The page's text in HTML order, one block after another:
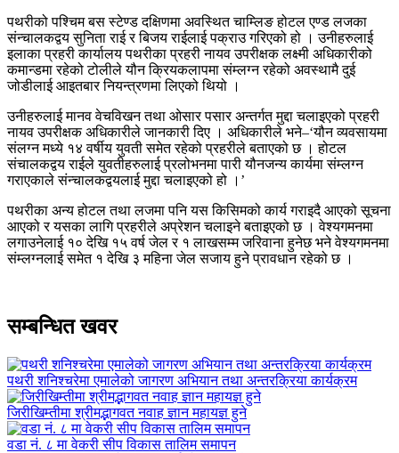
पथरीको पश्चिम बस स्टेण्ड दक्षिणमा अवस्थित चाम्लिङ होटल एण्ड लजका
संन्चालकद्वय सुनिता राई र बिजय राईलाई पक्राउ गरिएको हो । उनीहरुलाई
इलाका प्रहरी कार्यालय पथरीका प्रहरी नायव उपरीक्षक लक्ष्मी अधिकारीको
कमान्डमा रहेको टोलीले यौन क्रियकलापमा संम्लग्न रहेको अवस्थामै दुई
जोडीलाई आइतबार नियन्त्रणमा लिएको थियो ।
उनीहरुलाई मानव वेचविखन तथा ओसार पसार अन्तर्गत मुद्दा चलाइएको प्रहरी
नायव उपरीक्षक अधिकारीले जानकारी दिए । अधिकारीले भने–‘यौन व्यवसायमा
संलग्न मध्ये १४ वर्षीय युवती समेत रहेको प्रहरीले बताएको छ । होटल
संचालकद्वय राईले युवतीहरुलाई प्रलोभनमा पारी यौनजन्य कार्यमा संम्लग्न
गराएकाले संन्चालकद्वयलाई मुद्दा चलाइएको हो ।’
पथरीका अन्य होटल तथा लजमा पनि यस किसिमको कार्य गराइदै आएको सूचना
आएको र यसका लागि प्रहरीले अप्रेशन चलाइने बताइएको छ । वेश्यगमनमा
लगाउनेलाई १० देखि १५ वर्ष जेल र १ लाखसम्म जरिवाना हुनेछ भने वेश्यगमनमा
संम्लग्नलाई समेत १ देखि ३ महिना जेल सजाय हुने प्रावधान रहेको छ ।
सम्बन्धित खवर
पथरी शनिश्चरेमा एमालेको जागरण अभियान तथा अन्तरक्रिया कार्यक्रम
जिरीखिम्तीमा श्रीमद्भागवत नवाह ज्ञान महायज्ञ हुने
वडा नं. ८ मा वेकरी सीप विकास तालिम समापन